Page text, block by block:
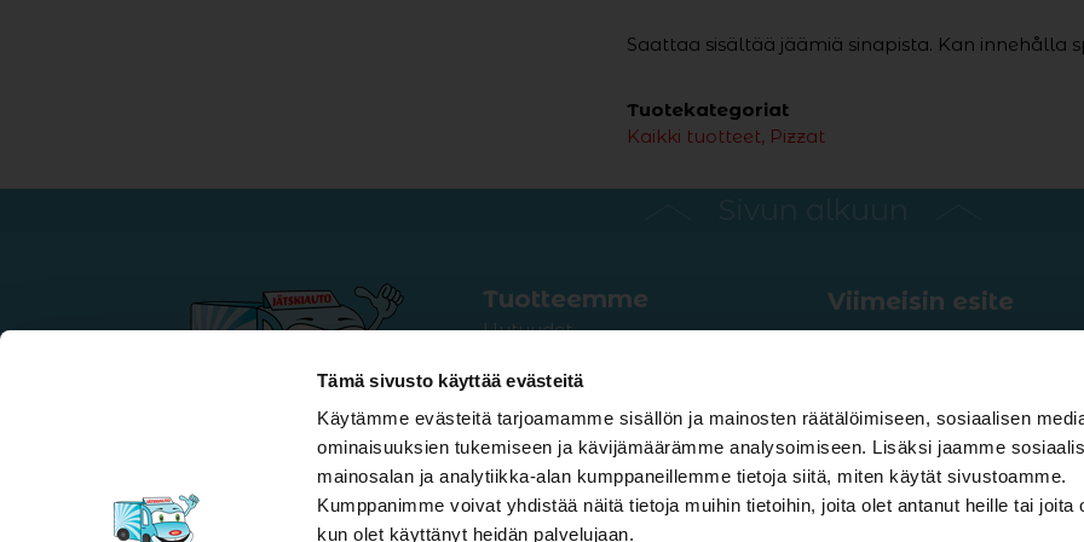
Tämä sivusto käyttää evästeitä
Käytämme evästeitä tarjoamamme sisällön ja mainosten räätälöimiseen, sosiaalisen
ominaisuuksien tukemiseen ja kävijämäärämme analysoimiseen. Lisäksi jaamme
mainosalan ja analytiikka-alan kumppaneillemme tietoja siitä, miten käytät sivustoamme.
Kumppanimme voivat yhdistää näitä tietoja muihin tietoihin, joita olet antanut heille tai joita
kun olet käyttänyt heidän palvelujaan.
Saattaa sisältää jäämiä sinapista. Kan innehålla
Tuotekategoriat
Kaikki tuotteet Pizzat
Tuotteemme
Uutuudet
Puikot
Pakettijäätelöt ja kakut
Sekoitukset
Vaasan Kotiuunin tuotteet
Veneet ja sandwichit
Viimeisin esite
Anna palautetta
Info ja Oiva-raportit
Hae töihin